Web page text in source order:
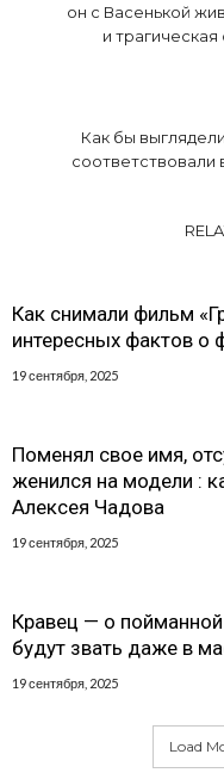
он с Васенькой
и
Как бы
соответствовали
Как снимали фильм
интересных фактов о
19 сентября, 2025
Поменял свое имя,
женился на модели :
Алексея Чадова
19 сентября, 2025
Кравец — о
будут звать даже в
19 сентября, 2025
Load